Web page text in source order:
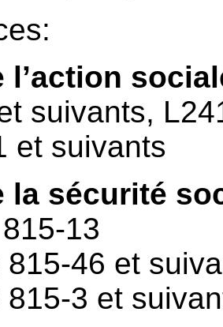
l’action
suivants,
et suivants
la sécurité
13
46 et
3 et